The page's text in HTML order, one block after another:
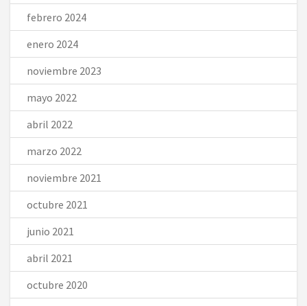
febrero 2024
enero 2024
noviembre 2023
mayo 2022
abril 2022
marzo 2022
noviembre 2021
octubre 2021
junio 2021
abril 2021
octubre 2020